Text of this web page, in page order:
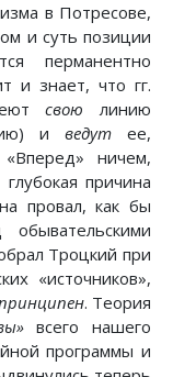
в Потресове,
и суть позиции
перманентно
и знает, что гг.
свою линию
и ведут ее,
ничем,
причина
на провал, как бы
Троцкий при
«источников»,
. Теория
всего нашего
программы и